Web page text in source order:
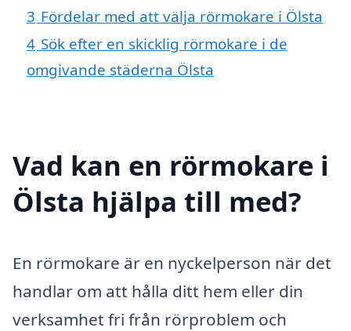
3 Fördelar med att välja rörmokare i Ölsta
4 Sök efter en skicklig rörmokare i de
omgivande städerna Ölsta
Vad kan en rörmokare i
Ölsta hjälpa till med?
En rörmokare är en nyckelperson när det
handlar om att hålla ditt hem eller din
verksamhet fri från rörproblem och